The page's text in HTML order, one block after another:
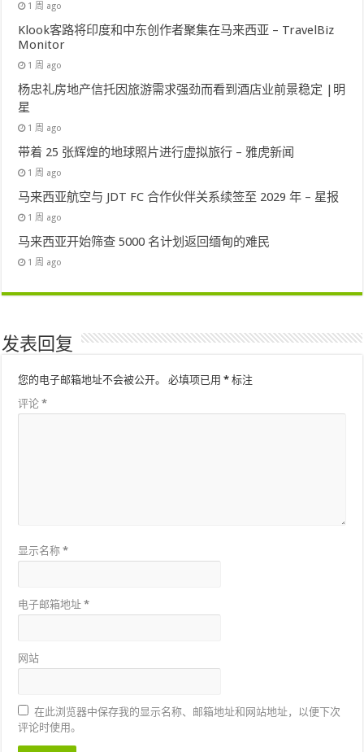
1 周 ago
Klook客路将印度和中东创作者聚集在马来西亚 – TravelBiz
Monitor
1 周 ago
杨忠礼房地产信托因旅游需求强劲而看到酒店业前景稳定 |明
星
1 周 ago
带着 25 张辉煌的地球照片进行虚拟旅行 – 雅虎新闻
1 周 ago
马来西亚航空与 JDT FC 合作伙伴关系续签至 2029 年 – 星报
1 周 ago
马来西亚开始筛查 5000 名计划返回缅甸的难民
1 周 ago
发表回复
您的电子邮箱地址不会被公开。 必填项已用* 标注
评论*
显示名称*
电子邮箱地址*
网站
在此浏览器中保存我的显示名称、邮箱地址和网站地址，以便下次
评论时使用。